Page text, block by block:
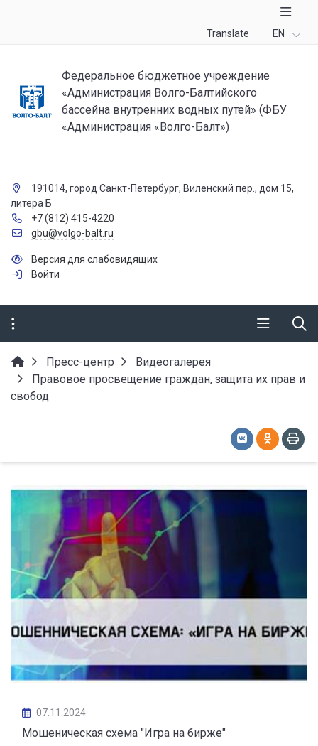
Translate EN
Федеральное бюджетное учреждение
«Администрация Волго-Балтийского
бассейна внутренних водных путей» (ФБУ
«Администрация «Волго-Балт»)
191014, город Санкт-Петербург, Виленский пер., дом 15,
литера Б
+7 (812) 415-4220
gbu@volgo-balt.ru
Версия для слабовидящих
Войти
Пресс-центр
Видеогалерея
Правовое просвещение граждан, защита их прав и
свобод
07.11.2024
Мошеническая схема "Игра на бирже"